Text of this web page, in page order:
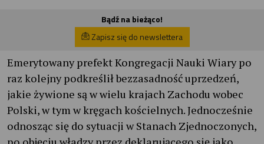
Bądź na bieżąco!
Zapisz się do newslettera
Emerytowany prefekt Kongregacji Nauki Wiary po
raz kolejny podkreślił bezzasadność uprzedzeń,
jakie żywione są w wielu krajach Zachodu wobec
Polski, w tym w kręgach kościelnych. Jednocześnie
odnosząc się do sytuacji w Stanach Zjednoczonych,